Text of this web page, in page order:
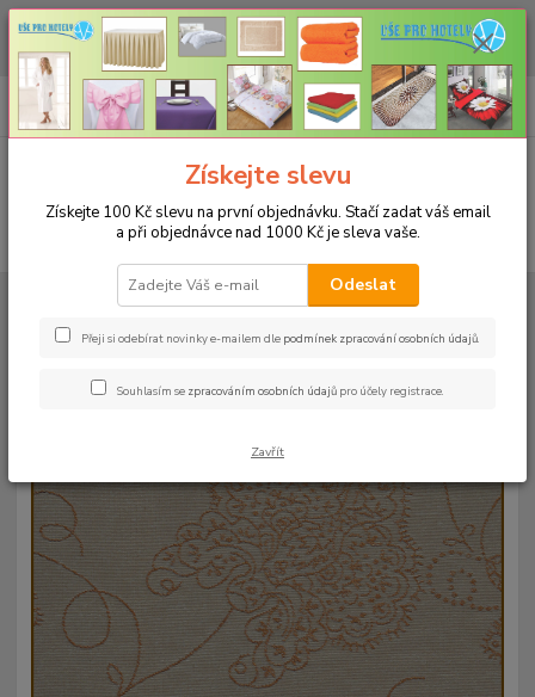
CHCETE NAKOUPIT VĚTŠÍ MNOŽSTVÍ NAŠICH PRODUKTŮ ZA LEPŠÍ
CENU? Klikněte ZDE
CZK
+420 773 794 023
Pondělí-pátek 9-16 hodin
0ks
za0 Kč
UBRUSY
Slavnostní ubrusy Magnolia s vodoodpudivou úpravou
Ubrus magnolia 38x100cm -
béžový
Získejte slevu
Získejte 100 Kč slevu na první objednávku. Stačí zadat váš email
a při objednávce nad 1000 Kč je sleva vaše.
Odeslat
Přeji si odebírat novinky e-mailem dle podmínek zpracování osobních údajů.
Souhlasím se zpracováním osobních údajů pro účely registrace.
Zavřít